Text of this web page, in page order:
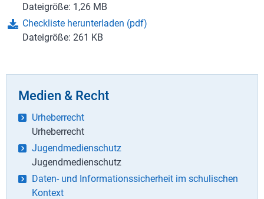
Dateigröße: 1,26 MB
Checkliste herunterladen (pdf)
Dateigröße: 261 KB
Medien & Recht
Urheberrecht
Urheberrecht
Jugendmedienschutz
Jugendmedienschutz
Daten- und Informationssicherheit im schulischen
Kontext